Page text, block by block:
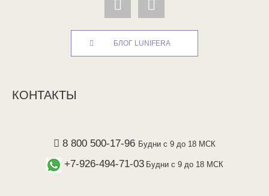
БЛОГ LUNIFERA
КОНТАКТЫ
8 800 500-17-96 Будни с 9 до 18 МСК
+7-926-494-71-03 Будни с 9 до 18 МСК